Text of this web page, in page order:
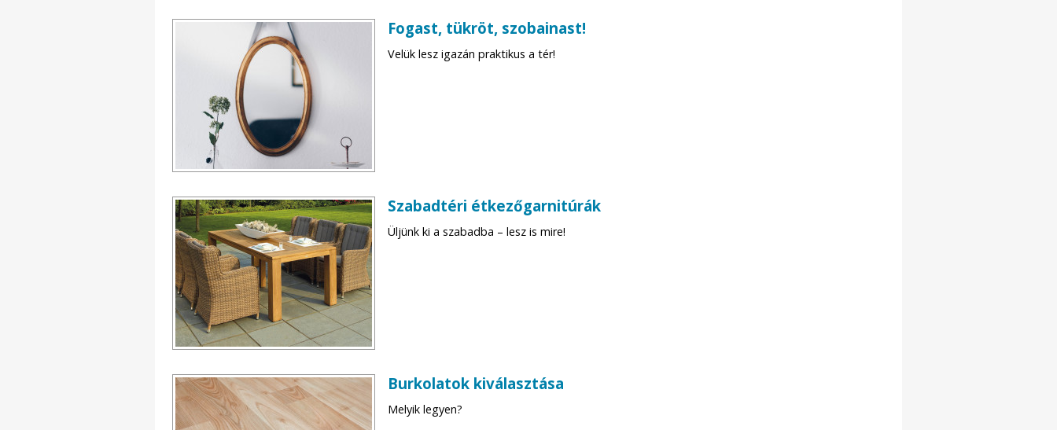
Fogast, tükröt, szobainast!
Velük lesz igazán praktikus a tér!
Szabadtéri étkezőgarnitúrák
Üljünk ki a szabadba – lesz is mire!
Burkolatok kiválasztása
Melyik legyen?